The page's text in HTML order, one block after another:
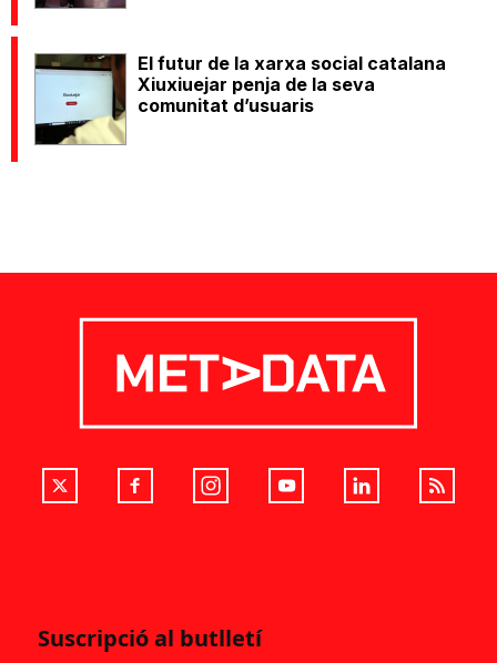
El futur de la xarxa social catalana
Xiuxiuejar penja de la seva
comunitat d’usuaris
Suscripció al butlletí